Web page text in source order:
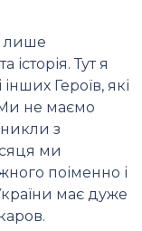
лише
історія. Тут я
Героїв, які
не маємо
з
ми
поіменно і
має дуже